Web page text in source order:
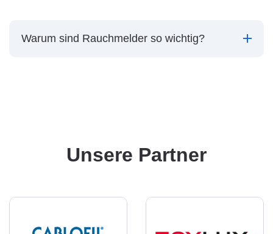
Warum sind Rauchmelder so wichtig?
Unsere Partner